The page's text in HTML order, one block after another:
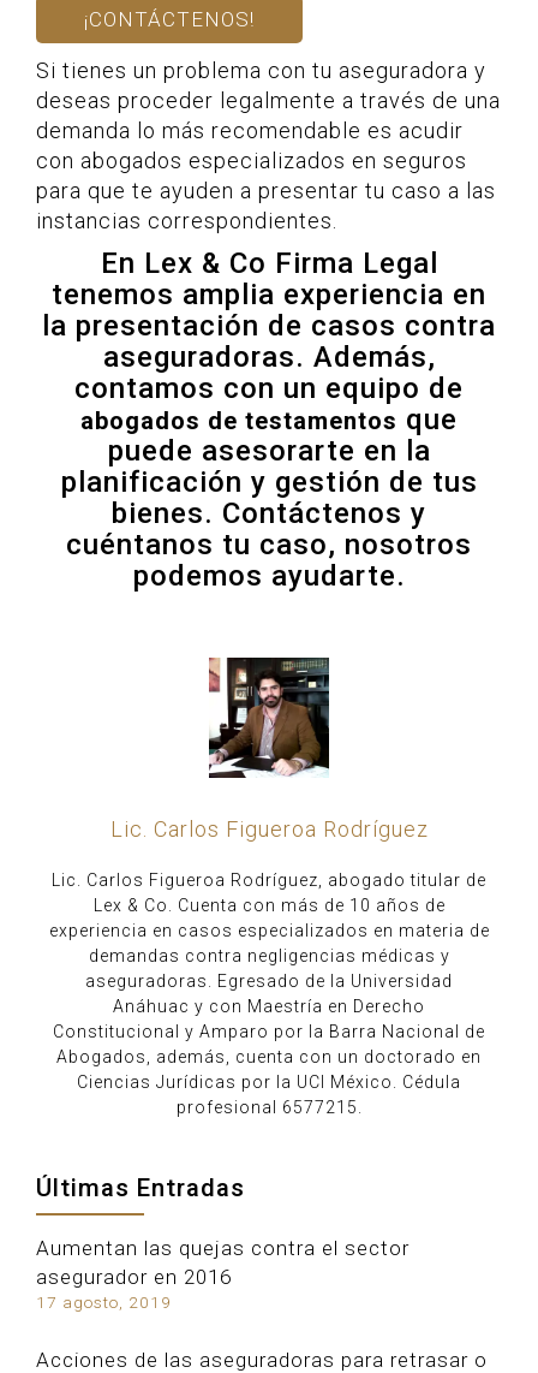
¡CONTÁCTENOS!
Si tienes un problema con tu aseguradora y
deseas proceder legalmente a través de una
demanda lo más recomendable es acudir
con abogados especializados en seguros
para que te ayuden a presentar tu caso a las
instancias correspondientes.
En Lex & Co Firma Legal
tenemos amplia experiencia en
la presentación de casos contra
aseguradoras. Además,
contamos con un equipo de
abogados de testamentos que
puede asesorarte en la
planificación y gestión de tus
bienes. Contáctenos y
cuéntanos tu caso, nosotros
podemos ayudarte.
Lic. Carlos Figueroa Rodríguez
Lic. Carlos Figueroa Rodríguez, abogado titular de
Lex & Co. Cuenta con más de 10 años de
experiencia en casos especializados en materia de
demandas contra negligencias médicas y
aseguradoras. Egresado de la Universidad
Anáhuac y con Maestría en Derecho
Constitucional y Amparo por la Barra Nacional de
Abogados, además, cuenta con un doctorado en
Ciencias Jurídicas por la UCI México. Cédula
profesional 6577215.
Últimas Entradas
Aumentan las quejas contra el sector
asegurador en 2016
17 agosto, 2019
Acciones de las aseguradoras para retrasar o